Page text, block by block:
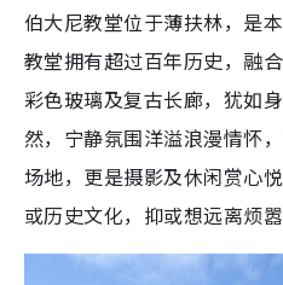
伯大尼教堂位于薄扶林，是
教堂拥有超过百年历史，融
彩色玻璃及复古长廊，犹如
然，宁静氛围洋溢浪漫情怀
场地，更是摄影及休闲赏心
或历史文化，抑或想远离烦